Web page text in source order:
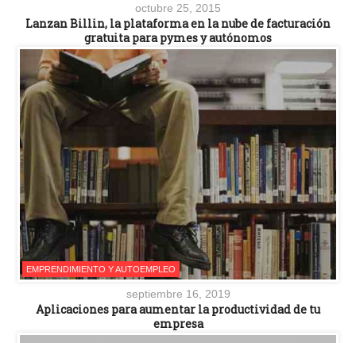
octubre 25, 2015
Lanzan Billin, la plataforma en la nube de facturación
gratuita para pymes y autónomos
EMPRENDIMIENTO Y AUTOEMPLEO
septiembre 16, 2019
Aplicaciones para aumentar la productividad de tu
empresa